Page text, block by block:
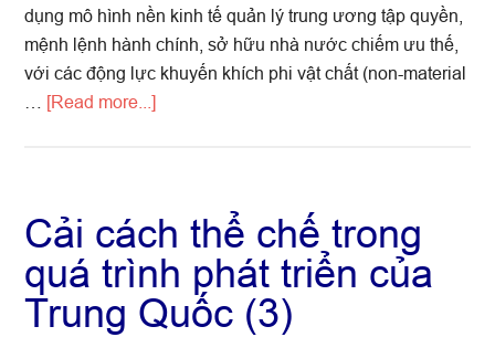
dụng mô hình nền kinh tế quản lý trung ương tập quyền,
mệnh lệnh hành chính, sở hữu nhà nước chiếm ưu thế,
với các động lực khuyến khích phi vật chất (non-material
[Read more...]about
chế
và
thể
chế”
Cải cách thể chế trong
quá trình phát triển của
Trung Quốc (3)